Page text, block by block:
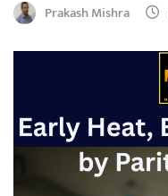
Prakash Mishra